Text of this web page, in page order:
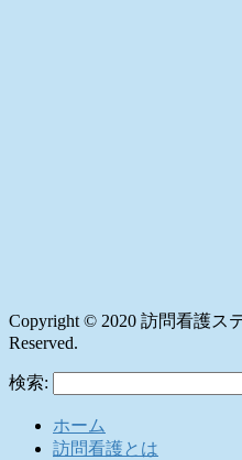
Copyright © 2020 訪問看護ス
Reserved.
検索:
ホーム
訪問看護とは